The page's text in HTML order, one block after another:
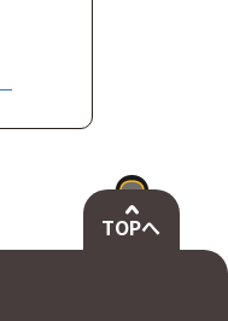
TOPへ